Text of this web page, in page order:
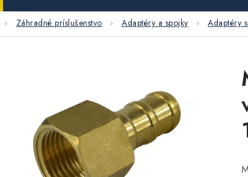
Záhradné príslušenstvo Adaptéry a spojky Adaptéry